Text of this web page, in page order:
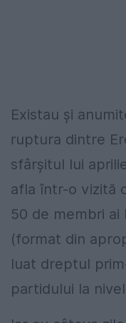
Existau și
ruptura dintre
sfârșitul lui
afla într-o vizită
50 de membri ai
(format din
luat dreptul
partidului la